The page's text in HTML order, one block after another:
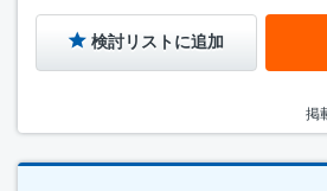
検討リストに追加
掲